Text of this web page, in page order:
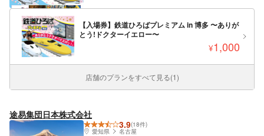
【入場券】鉄道ひろばプレミアム in 博多 〜ありが
とう!ドクターイエロー〜
¥1,000
店舗のプランをすべて見る(1)
途易集団日本株式会社
3.9(18件)
愛知県
名古屋